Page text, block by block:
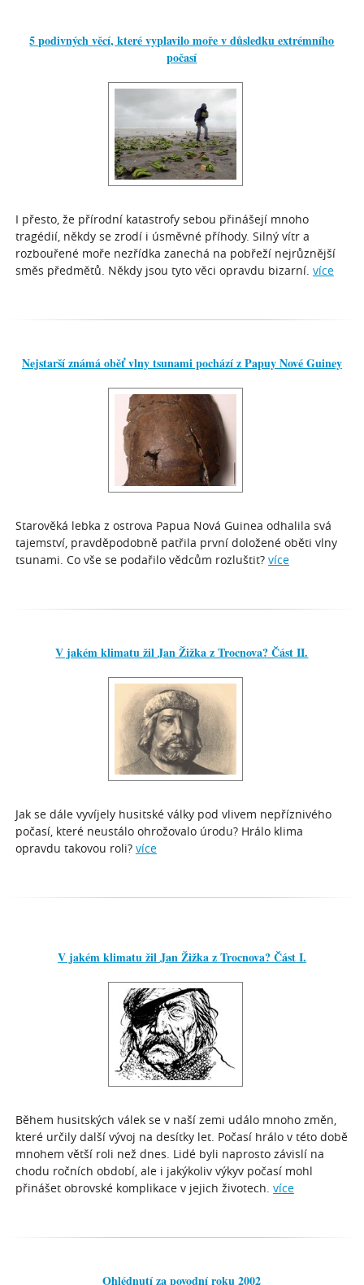
5 podivných věcí, které vyplavilo moře v důsledku extrémního
počasí
I přesto, že přírodní katastrofy sebou přinášejí mnoho
tragédií, někdy se zrodí i úsměvné příhody. Silný vítr a
rozbouřené moře nezřídka zanechá na pobřeží nejrůznější
směs předmětů. Někdy jsou tyto věci opravdu bizarní. více
Nejstarší známá oběť vlny tsunami pochází z Papuy Nové Guiney
Starověká lebka z ostrova Papua Nová Guinea odhalila svá
tajemství, pravděpodobně patřila první doložené oběti vlny
tsunami. Co vše se podařilo vědcům rozluštit? více
V jakém klimatu žil Jan Žižka z Trocnova? Část II.
Jak se dále vyvíjely husitské války pod vlivem nepříznivého
počasí, které neustálo ohrožovalo úrodu? Hrálo klima
opravdu takovou roli? více
V jakém klimatu žil Jan Žižka z Trocnova? Část I.
Během husitských válek se v naší zemi událo mnoho změn,
které určily další vývoj na desítky let. Počasí hrálo v této době
mnohem větší roli než dnes. Lidé byli naprosto závislí na
chodu ročních období, ale i jakýkoliv výkyv počasí mohl
přinášet obrovské komplikace v jejich životech. více
Ohlédnutí za povodní roku 2002